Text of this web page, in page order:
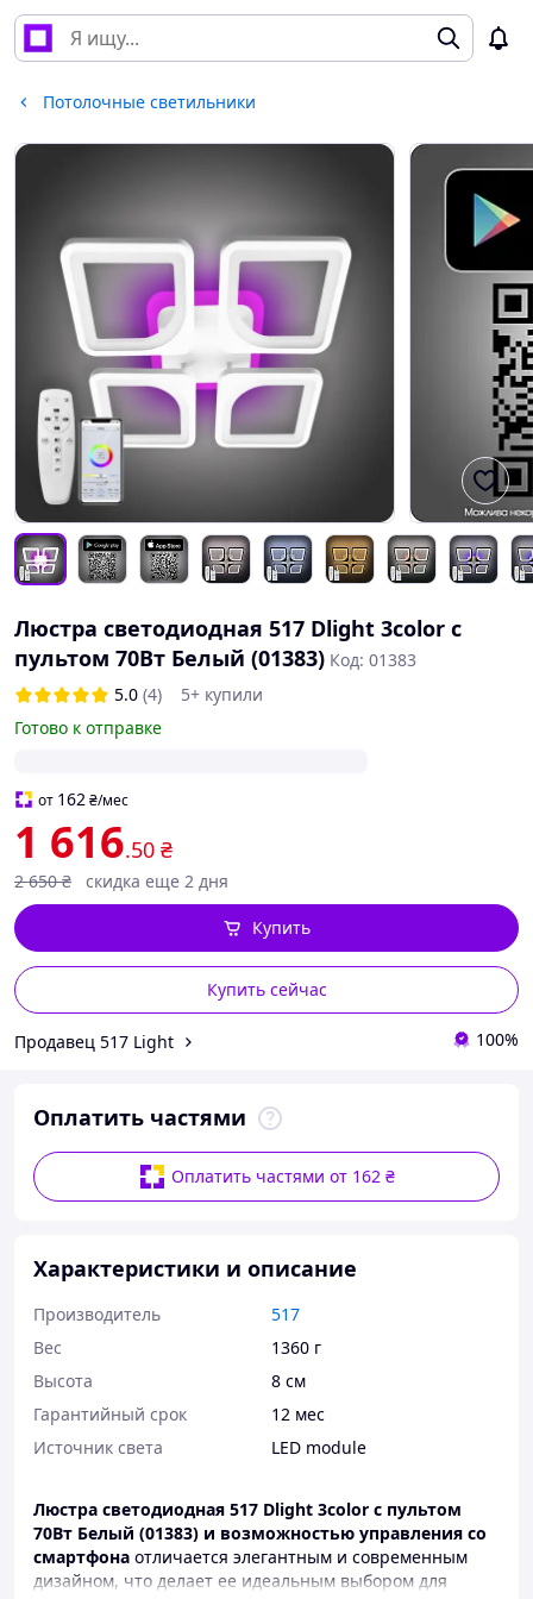
Потолочные светильники
Люстра светодиодная 517 Dlight 3color с
пультом 70Вт Белый (01383) Код: 01383
5.0 (4)
5+ купили
Готово к отправке
от 162₴/мес
1 616.50 ₴
2 650 ₴ скидка еще 2 дня
Купить сейчас
Купить
Продавец 517 Light 100%
Оплатить частями
Оплатить частями от 162 ₴
Характеристики и описание
Производитель
517
Вес
1360 г
Высота
8 см
Гарантийный срок
12 мес
Источник света
LED module
Люстра светодиодная 517 Dlight 3color с пультом
70Вт Белый (01383) и возможностью управления со
смартфона отличается элегантным и современным
дизайном, что делает ее идеальным выбором для